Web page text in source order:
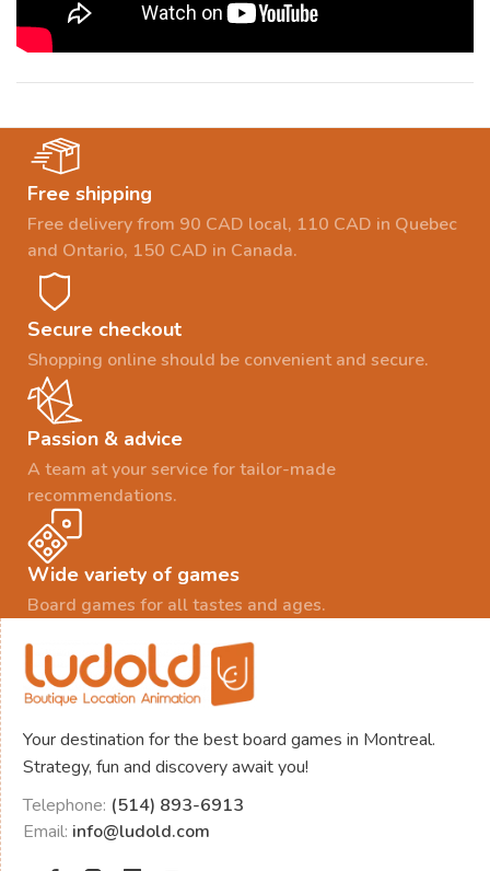
Free shipping
Free delivery from 90 CAD local, 110 CAD in Quebec
and Ontario, 150 CAD in Canada.
Secure checkout
Shopping online should be convenient and secure.
Passion & advice
A team at your service for tailor-made
recommendations.
Wide variety of games
Board games for all tastes and ages.
Your destination for the best board games in Montreal.
Strategy, fun and discovery await you!
Telephone: (514) 893-6913
Email: info@ludold.com